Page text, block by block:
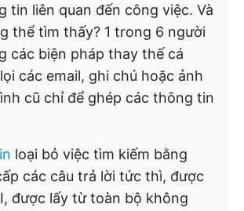
tin liên quan đến công việc. Và
thể tìm thấy? 1 trong 6 người
các biện pháp thay thế cá
các email, ghi chú hoặc ảnh
cũ chỉ để ghép các thông tin
loại bỏ việc tìm kiếm bằng
các câu trả lời tức thì, được
được lấy từ toàn bộ không